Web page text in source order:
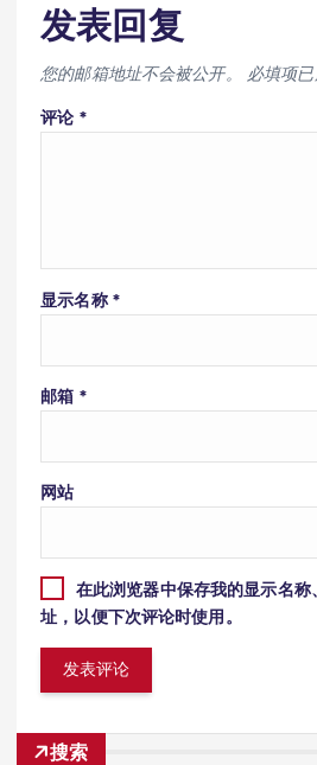
发表回复
您的邮箱地址不会被公开。 必填项
评论 *
显示名称 *
邮箱 *
网站
在此浏览器中保存我的显示名
址，以便下次评论时使用。
搜索